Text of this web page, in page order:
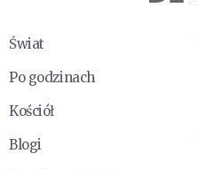
Świat
Po godzinach
Kościół
Blogi